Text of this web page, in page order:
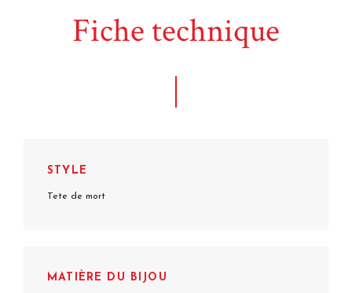
Fiche technique
STYLE
Tete de mort
MATIÈRE DU BIJOU